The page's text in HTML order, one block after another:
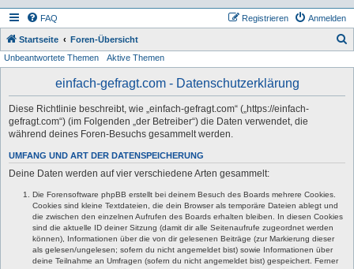
FAQ Anmelden
Registrieren
Startseite Foren-Übersicht
Unbeantwortete Themen Aktive Themen
einfach-gefragt.com - Datenschutzerklärung
Diese Richtlinie beschreibt, wie „einfach-gefragt.com“ („https://einfach-
gefragt.com“) (im Folgenden „der Betreiber“) die Daten verwendet, die
während deines Foren-Besuchs gesammelt werden.
UMFANG UND ART DER DATENSPEICHERUNG
Deine Daten werden auf vier verschiedene Arten gesammelt:
Die Forensoftware phpBB erstellt bei deinem Besuch des Boards mehrere Cookies.
Cookies sind kleine Textdateien, die dein Browser als temporäre Dateien ablegt und
die zwischen den einzelnen Aufrufen des Boards erhalten bleiben. In diesen Cookies
sind die aktuelle ID deiner Sitzung (damit dir alle Seitenaufrufe zugeordnet werden
können), Informationen über die von dir gelesenen Beiträge (zur Markierung dieser
als gelesen/ungelesen; sofern du nicht angemeldet bist) sowie Informationen über
deine Teilnahme an Umfragen (sofern du nicht angemeldet bist) gespeichert. Ferner